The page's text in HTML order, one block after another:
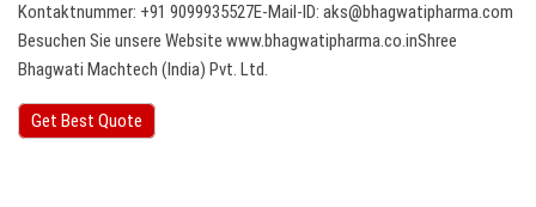
Kontaktnummer: +91 9099935527E-Mail-ID: aks@bhagwatipharma.com
Besuchen Sie unsere Website www.bhagwatipharma.co.inShree
Bhagwati Machtech (India) Pvt. Ltd.
Get Best Quote